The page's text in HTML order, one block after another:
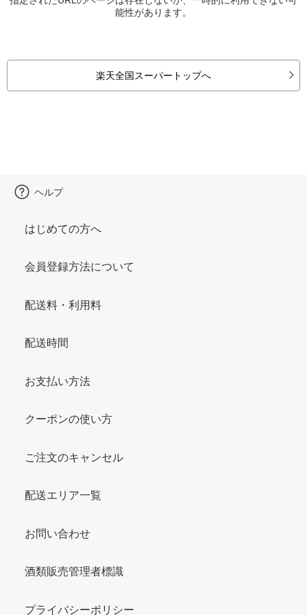
能性があります。
楽天全国スーパートップへ
ヘルプ
はじめての方へ
会員登録方法について
配送料・利用料
配送時間
お支払い方法
クーポンの使い方
ご注文のキャンセル
配送エリア一覧
お問い合わせ
酒類販売管理者標識
プライバシーポリシー